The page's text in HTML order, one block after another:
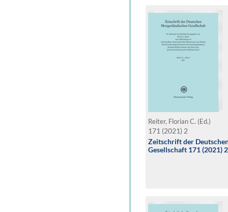
Reiter, Florian C. (Ed.)
171 (2021) 2
Zeitschrift der
Gesellschaft 171 (2021) 2